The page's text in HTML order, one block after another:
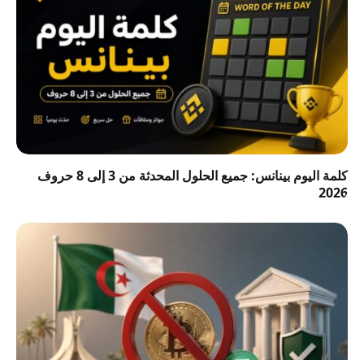
كلمة اليوم بينانس: جميع الحلول المحدثة من 3 إلى 8 حروف
2026